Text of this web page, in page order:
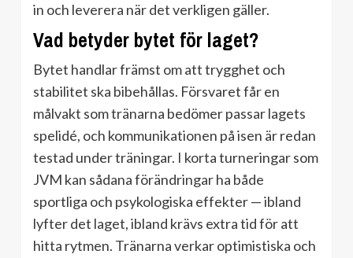
in och leverera när det verkligen gäller.
Vad betyder bytet för laget?
Bytet handlar främst om att trygghet och
stabilitet ska bibehållas. Försvaret får en
målvakt som tränarna bedömer passar lagets
spelidé, och kommunikationen på isen är redan
testad under träningar. I korta turneringar som
JVM kan sådana förändringar ha både
sportliga och psykologiska effekter — ibland
lyfter det laget, ibland krävs extra tid för att
hitta rytmen. Tränarna verkar optimistiska och